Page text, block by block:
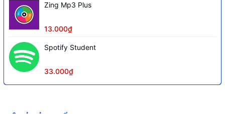
Zing Mp3 Plus
13.000₫
Spotify Student
33.000₫